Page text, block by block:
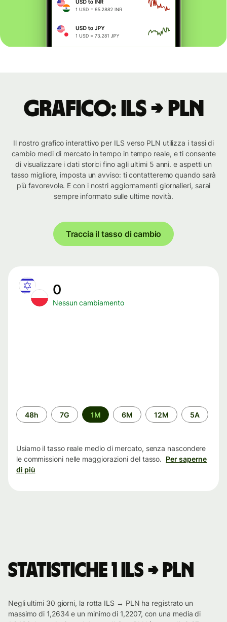
Grafico: ILS → PLN
Il nostro grafico interattivo per ILS verso PLN utilizza i tassi di
cambio medi di mercato in tempo in tempo reale, e ti consente
di visualizzare i dati storici fino agli ultimi 5 anni. e aspetti un
tasso migliore, imposta un avviso: ti contatteremo quando sarà
più favorevole. E con i nostri aggiornamenti giornalieri, sarai
sempre informato sulle ultime novità.
Traccia il tasso di cambio
0
Nessun cambiamento
Periodo
di
48h 7G 1M 6M 12M 5A
Usiamo il tasso reale medio di mercato, senza nascondere
le commissioni nelle maggiorazioni del tasso. Per saperne
di più
Statistiche 1 ILS → PLN
Negli ultimi 30 giorni, la rotta ILS → PLN ha registrato un
massimo di 1,2634 e un minimo di 1,2207, con una media di